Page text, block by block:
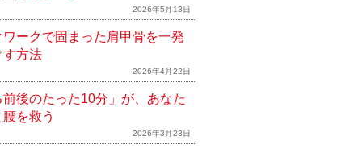
2026年5月13日
ワークで固まった肩甲骨を一発
す方法
2026年4月22日
前後のたった10分」が、あなた
を救う
2026年3月23日